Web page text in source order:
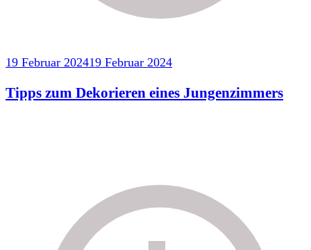
19 Februar 202419 Februar 2024
Tipps zum Dekorieren eines Jungenzimmers